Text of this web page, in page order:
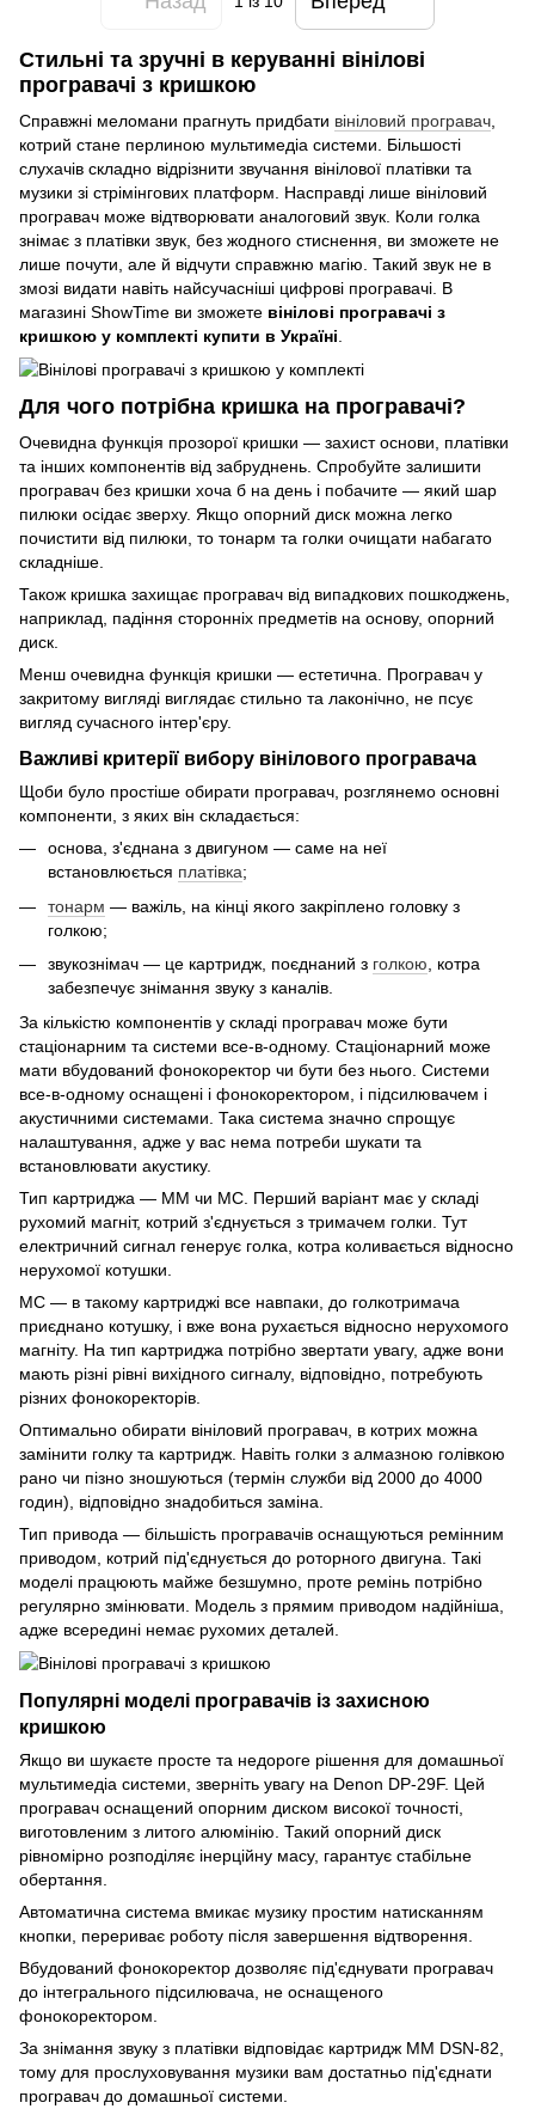
Стильні та зручні в керуванні вінілові
програвачі з кришкою
Справжні меломани прагнуть придбати вініловий програвач
котрий стане перлиною мультимедіа системи. Більшості
слухачів складно відрізнити звучання вінілової платівки та
музики зі стрімінгових платформ. Насправді лише вініловий
програвач може відтворювати аналоговий звук. Коли голка
знімає з платівки звук, без жодного стиснення, ви зможете не
лише почути, але й відчути справжню магію. Такий звук не в
змозі видати навіть найсучасніші цифрові програвачі. В
магазині ShowTime ви зможете вінілові програвачі з
кришкою у комплекті купити в Україні
Для чого потрібна кришка на програвачі?
Очевидна функція прозорої кришки — захист основи, платівки
та інших компонентів від забруднень. Спробуйте залишити
програвач без кришки хоча б на день і побачите — який шар
пилюки осідає зверху. Якщо опорний диск можна легко
почистити від пилюки, то тонарм та голки очищати набагато
складніше.
Також кришка захищає програвач від випадкових пошкоджень,
наприклад, падіння сторонніх предметів на основу, опорний
диск.
Менш очевидна функція кришки — естетична. Програвач у
закритому вигляді виглядає стильно та лаконічно, не псує
вигляд сучасного інтер'єру.
Важливі критерії вибору вінілового програвача
Щоби було простіше обирати програвач, розглянемо основні
компоненти, з яких він складається:
основа, з'єднана з двигуном — саме на неї
встановлюється платівка;
тонарм — важіль, на кінці якого закріплено головку з
голкою;
звукознімач — це картридж, поєднаний з голкою, котра
забезпечує знімання звуку з каналів.
За кількістю компонентів у складі програвач може бути
стаціонарним та системи все-в-одному. Стаціонарний може
мати вбудований фонокоректор чи бути без нього. Системи
все-в-одному оснащені і фонокоректором, і підсилювачем і
акустичними системами. Така система значно спрощує
налаштування, адже у вас нема потреби шукати та
встановлювати акустику.
Тип картриджа — MM чи MC. Перший варіант має у складі
рухомий магніт, котрий з'єднується з тримачем голки. Тут
електричний сигнал генерує голка, котра коливається відносно
нерухомої котушки.
MC — в такому картриджі все навпаки, до голкотримача
приєднано котушку, і вже вона рухається відносно нерухомого
магніту. На тип картриджа потрібно звертати увагу, адже вони
мають різні рівні вихідного сигналу, відповідно, потребують
різних фонокоректорів.
Оптимально обирати вініловий програвач, в котрих можна
замінити голку та картридж. Навіть голки з алмазною голівкою
рано чи пізно зношуються (термін служби від 2000 до 4000
годин), відповідно знадобиться заміна.
Тип привода — більшість програвачів оснащуються ремінним
приводом, котрий під'єднується до роторного двигуна. Такі
моделі працюють майже безшумно, проте ремінь потрібно
регулярно змінювати. Модель з прямим приводом надійніша,
адже всередині немає рухомих деталей.
Популярні моделі програвачів із захисною
кришкою
Якщо ви шукаєте просте та недороге рішення для домашньої
мультимедіа системи, зверніть увагу на Denon DP-29F. Цей
програвач оснащений опорним диском високої точності,
виготовленим з литого алюмінію. Такий опорний диск
рівномірно розподіляє інерційну масу, гарантує стабільне
обертання.
Автоматична система вмикає музику простим натисканням
кнопки, перериває роботу після завершення відтворення.
Вбудований фонокоректор дозволяє під'єднувати програвач
до інтегрального підсилювача, не оснащеного
фонокоректором.
За знімання звуку з платівки відповідає картридж ММ DSN-82,
тому для прослуховування музики вам достатньо під'єднати
програвач до домашньої системи.